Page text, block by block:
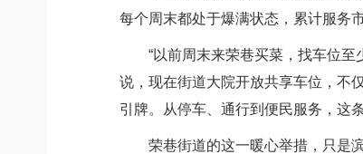
每个周末都处于爆满状态，累计服务
“以前周末来荣巷买菜，找车位至
说，现在街道大院开放共享车位，不
引牌。从停车、通行到便民服务，这
荣巷街道的这一暖心举措，只是滨